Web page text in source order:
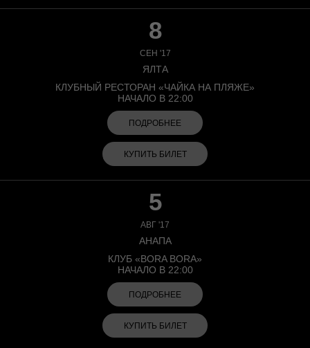
8
СЕН '17
ЯЛТА
КЛУБНЫЙ РЕСТОРАН «ЧАЙКА НА ПЛЯЖЕ»
НАЧАЛО В 22:00
ПОДРОБНЕЕ
КУПИТЬ БИЛЕТ
5
АВГ '17
АНАПА
КЛУБ «BORA BORA»
НАЧАЛО В 22:00
ПОДРОБНЕЕ
КУПИТЬ БИЛЕТ